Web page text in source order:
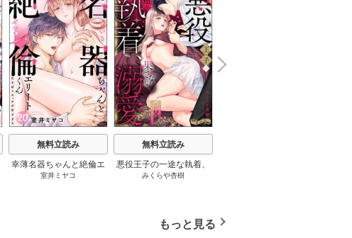
無料立読み
幸薄名器ちゃんと絶倫エ
リートくん むさぼりエッ
室井ミヤコ
無料立読み
悪役王子の一途な執着、
果てない溺愛。 モブ令嬢
みくらや杏樹
N
e
x
t
もっと見る